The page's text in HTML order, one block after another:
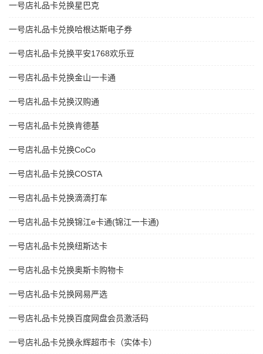
一号店礼品卡兑换星巴克
一号店礼品卡兑换哈根达斯电子券
一号店礼品卡兑换平安1768欢乐豆
一号店礼品卡兑换金山一卡通
一号店礼品卡兑换汉购通
一号店礼品卡兑换肯德基
一号店礼品卡兑换CoCo
一号店礼品卡兑换COSTA
一号店礼品卡兑换滴滴打车
一号店礼品卡兑换锦江e卡通(锦江一卡通)
一号店礼品卡兑换纽斯达卡
一号店礼品卡兑换奥斯卡购物卡
一号店礼品卡兑换网易严选
一号店礼品卡兑换百度网盘会员激活码
一号店礼品卡兑换永辉超市卡（实体卡）